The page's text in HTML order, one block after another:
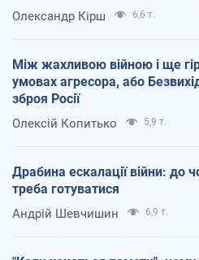
Олександр Кірш 6,6 т.
Між жахливою війною і ще
умовах агресора, або
зброя Росії
Олексій Копитько 5,9 т.
Драбина ескалації війни: до
треба готуватися
Андрій Шевчишин 6,9 т.